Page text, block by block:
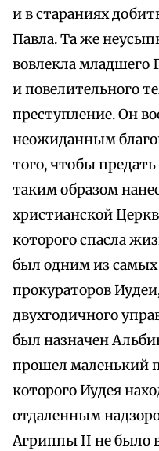
и в стараниях
Павла. Та же
вовлекла младшего
и повелительного
преступление. Он
неожиданным
того, чтобы
таким образом
христианской
которого спасла
был одним из
прокураторов
двухгодичного
был назначен
прошел маленький
которого Иудея
отдаленным
Агриппы II не было